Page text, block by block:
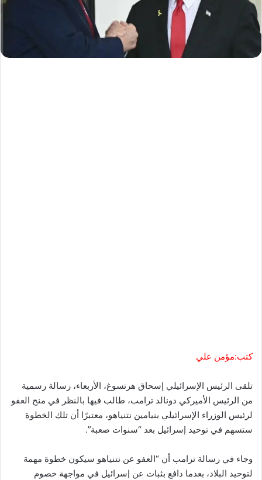
كتب:مؤمن علي
تلقى الرئيس الإسرائيلي إسحاق هرتسوغ، الأربعاء، رسالة رسمية
من الرئيس الأميركي دونالد ترامب، طالب فيها بالنظر في منح العفو
لرئيس الوزراء الإسرائيلي بنيامين نتنياهو، معتبرًا أن تلك الخطوة
ستسهم في توحيد إسرائيل بعد “سنوات صعبة”.
وجاء في رسالة ترامب أن “العفو عن نتنياهو سيكون خطوة مهمة
لتوحيد البلاد، بعدما دافع بثبات عن إسرائيل في مواجهة خصوم